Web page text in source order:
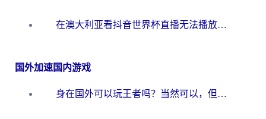
在澳大利亚看抖音世界杯直播无法播放？海外党体育观赛终极指南来了！
国外加速国内游戏
身在国外可以玩王者吗？当然可以，但你需要这份“加速”指南